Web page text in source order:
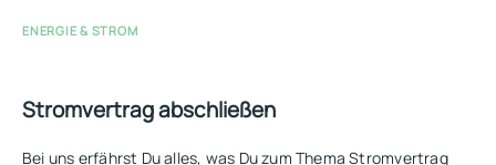
ENERGIE & STROM
Stromvertrag abschließen
Bei uns erfährst Du alles, was Du zum Thema Stromvertrag